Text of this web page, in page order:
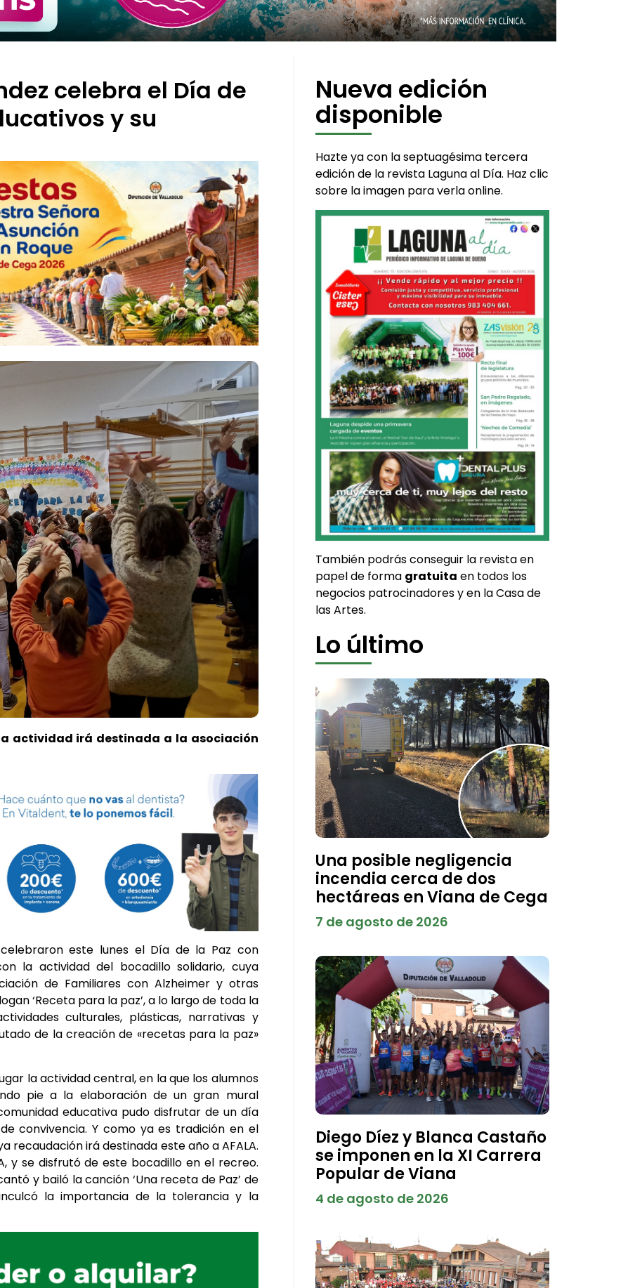
celebra el Día de
y su
actividad irá destinada a la asociación
celebraron este lunes el Día de la Paz con
la actividad del bocadillo solidario, cuya
de Familiares con Alzheimer y otras
‘Receta para la paz’, a lo largo de toda la
culturales, plásticas, narrativas y
de la creación de «recetas para la paz»
la actividad central, en la que los alumnos
pie a la elaboración de un gran mural
educativa pudo disfrutar de un día
convivencia. Y como ya es tradición en el
recaudación irá destinada este año a AFALA.
y se disfrutó de este bocadillo en el recreo.
y bailó la canción ‘Una receta de Paz’ de
la importancia de la tolerancia y la
Nueva edición
disponible
Hazte ya con la septuagésima tercera
edición de la revista Laguna al Día. Haz clic
sobre la imagen para verla online.
También podrás conseguir la revista en
papel de forma gratuita en todos los
negocios patrocinadores y en la Casa de
las Artes.
Lo último
Una posible negligencia
incendia cerca de dos
hectáreas en Viana de Cega
7 de agosto de 2026
Diego Díez y Blanca Castaño
se imponen en la XI Carrera
Popular de Viana
4 de agosto de 2026